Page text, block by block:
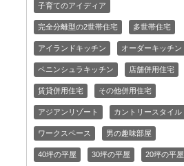
子育てのアイディア
完全分離型の2世帯住宅 多世帯住宅
アイランドキッチン オーダーキッチン
ペニンシュラキッチン 店舗併用住宅
賃貸併用住宅 その他併用住宅
アジアンリゾート カントリースタイル
ワークスペース 男の趣味部屋
40坪の平屋 30坪の平屋 20坪の平屋